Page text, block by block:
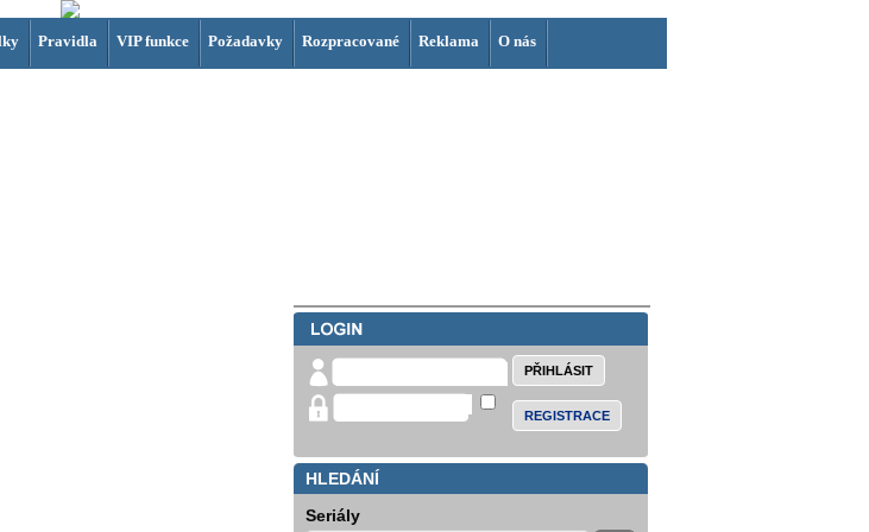
Pravidla VIP funkce Požadavky Rozpracované Reklama O nás
REGISTRACE
HLEDÁNÍ
Seriály